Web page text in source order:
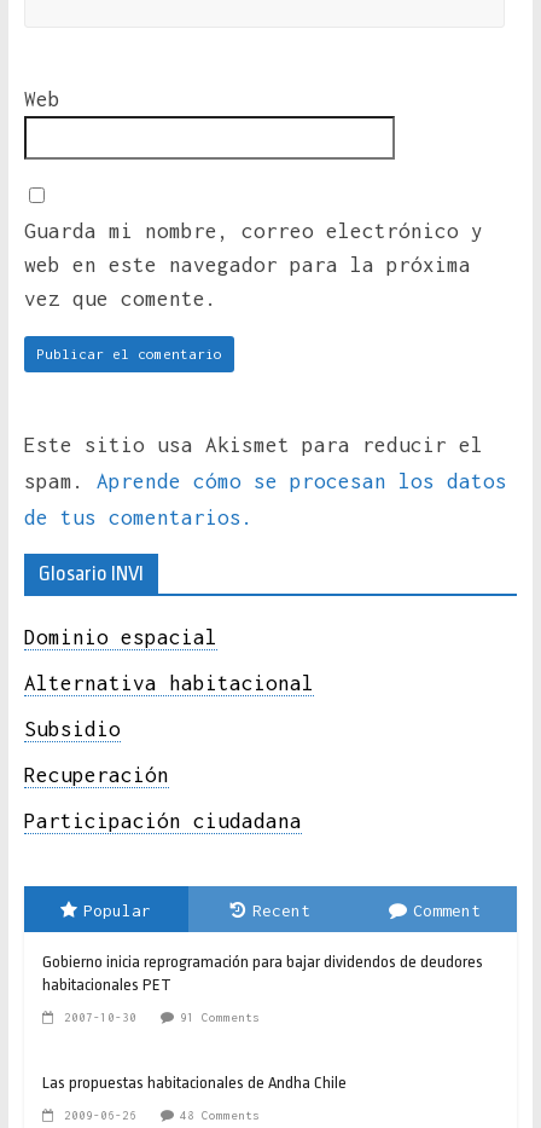
Web
Guarda mi nombre, correo electrónico y
web en este navegador para la próxima
vez que comente.
Este sitio usa Akismet para reducir el
spam. Aprende cómo se procesan los datos
de tus comentarios.
Glosario INVI
Dominio espacial
Alternativa habitacional
Subsidio
Recuperación
Participación ciudadana
Popular Recent Comment
Gobierno inicia reprogramación para bajar dividendos de deudores
habitacionales PET
2007-10-30 91 Comments
Las propuestas habitacionales de Andha Chile
2009-06-26 48 Comments